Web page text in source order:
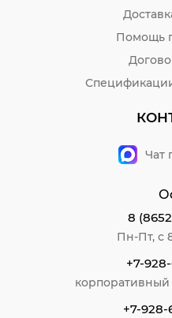
Помощь
Чат
8
Пн-Пт, с
+7-
корпоративный
+7-